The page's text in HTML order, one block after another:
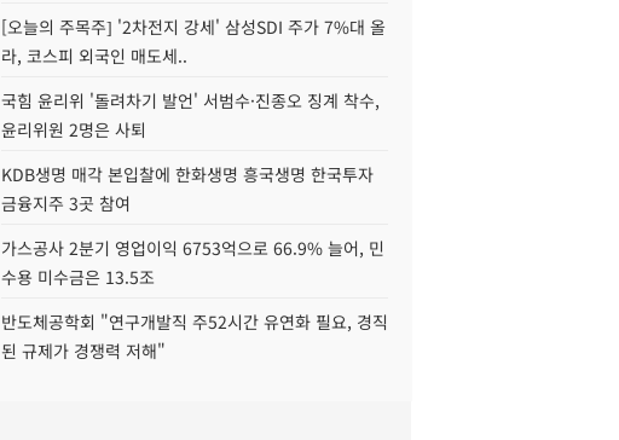
[오늘의 주목주] '2차전지 강세' 삼성SDI 주가 7%대 올
라, 코스피 외국인 매도세..
국힘 윤리위 '돌려차기 발언' 서범수·진종오 징계 착수,
윤리위원 2명은 사퇴
KDB생명 매각 본입찰에 한화생명 흥국생명 한국투자
금융지주 3곳 참여
가스공사 2분기 영업이익 6753억으로 66.9% 늘어, 민
수용 미수금은 13.5조
반도체공학회 "연구개발직 주52시간 유연화 필요, 경직
된 규제가 경쟁력 저해"